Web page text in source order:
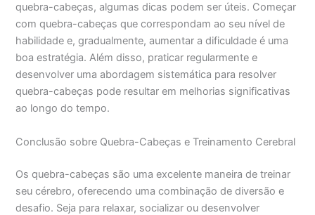
quebra-cabeças, algumas dicas podem ser úteis. Começar
com quebra-cabeças que correspondam ao seu nível de
habilidade e, gradualmente, aumentar a dificuldade é uma
boa estratégia. Além disso, praticar regularmente e
desenvolver uma abordagem sistemática para resolver
quebra-cabeças pode resultar em melhorias significativas
ao longo do tempo.
Conclusão sobre Quebra-Cabeças e Treinamento Cerebral
Os quebra-cabeças são uma excelente maneira de treinar
seu cérebro, oferecendo uma combinação de diversão e
desafio. Seja para relaxar, socializar ou desenvolver